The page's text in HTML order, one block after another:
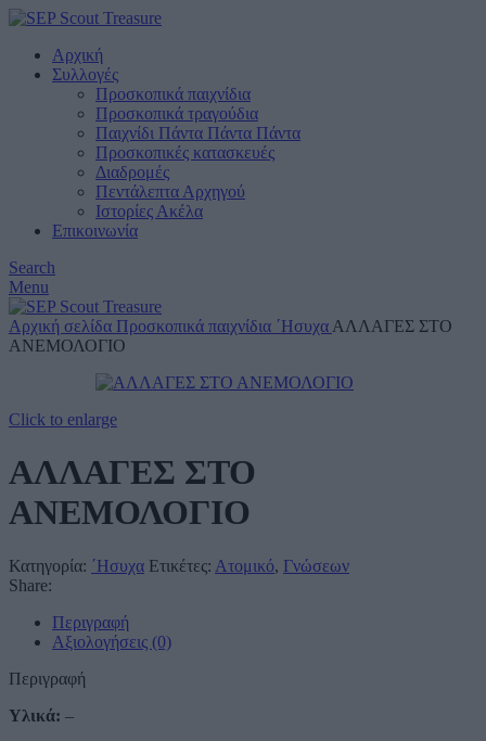
Αρχική
Συλλογές
Προσκοπικά παιχνίδια
Προσκοπικά τραγούδια
Παιχνίδι Πάντα Πάντα Πάντα
Προσκοπικές κατασκευές
Διαδρομές
Πεντάλεπτα Αρχηγού
Ιστορίες Ακέλα
Επικοινωνία
Search
Menu
Αρχική σελίδα Προσκοπικά παιχνίδια ΄Ησυχα ΑΛΛΑΓΕΣ ΣΤΟ
ΑΝΕΜΟΛΟΓΙΟ
Click to enlarge
ΑΛΛΑΓΕΣ ΣΤΟ
ΑΝΕΜΟΛΟΓΙΟ
Κατηγορία: ΄Ησυχα Ετικέτες: Ατομικό, Γνώσεων
Share:
Περιγραφή
Αξιολογήσεις (0)
Περιγραφή
Υλικά: –